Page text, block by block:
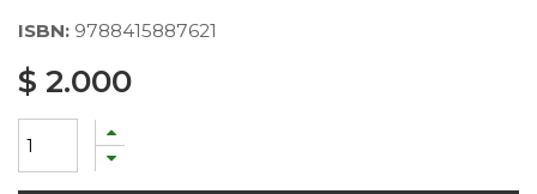
ISBN: 9788415887621
$ 2.000